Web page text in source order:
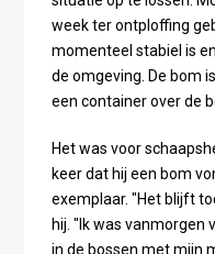
week ter ontploffing
momenteel stabiel is
de omgeving. De bom
een container over de
Het was voor
keer dat hij een bom
exemplaar. "Het blijft
hij. "Ik was vanmorgen
in de bossen met mijn